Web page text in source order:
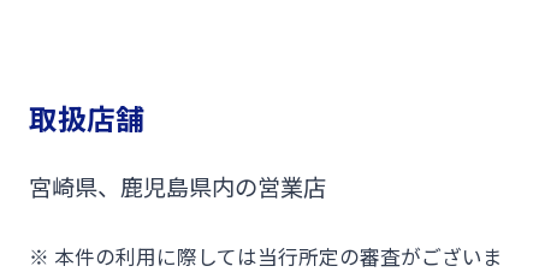
取扱店舗
宮崎県、鹿児島県内の営業店
※ 本件の利用に際しては当行所定の審査がございま